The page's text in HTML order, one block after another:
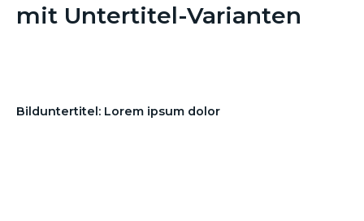
mit Untertitel-Varianten
Bilduntertitel: Lorem ipsum dolor